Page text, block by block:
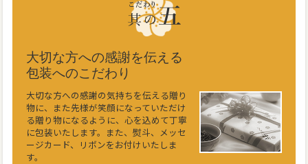
大切な方への感謝を伝える
包装へのこだわり
大切な方への感謝の気持ちを伝える贈り
物に、また先様が笑顔になっていただけ
る贈り物になるように、心を込めて丁寧
に包装いたします。また、熨斗、メッセ
ージカード、リボンをお付けいたしま
す。